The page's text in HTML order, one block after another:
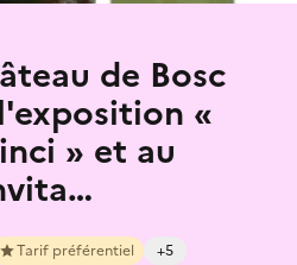
de Bosc
«
» et au
Tarif préférentiel +5